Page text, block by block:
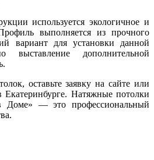
используется экологичное и
выполняется из прочного
вариант для установки данной
выставление дополнительной
оставьте заявку на сайте или
Натяжные потолки
Доме» — это профессиональный